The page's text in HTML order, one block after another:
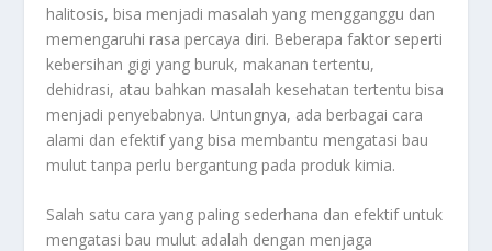
halitosis, bisa menjadi masalah yang mengganggu dan
memengaruhi rasa percaya diri. Beberapa faktor seperti
kebersihan gigi yang buruk, makanan tertentu,
dehidrasi, atau bahkan masalah kesehatan tertentu bisa
menjadi penyebabnya. Untungnya, ada berbagai cara
alami dan efektif yang bisa membantu mengatasi bau
mulut tanpa perlu bergantung pada produk kimia.
Salah satu cara yang paling sederhana dan efektif untuk
mengatasi bau mulut adalah dengan menjaga